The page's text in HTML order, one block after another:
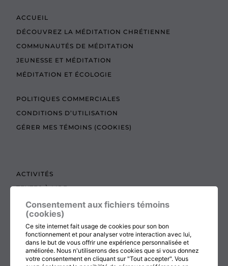
ACCUEIL
DÉCOUVREZ LA MÉDITATION CHRÉTIENNE
COMMUNAUTÉS DE MÉDITATION
JEUNESSE ET MÉDITATION
MÉDITATION ET ÉCOLOGIE
POLITIQUES COMMERCIALES
CONDITIONS D’UTILISATION
GÉRER MES TÉMOINS (COOKIES)
ACTIVITÉS
TEXTES À LIRE
ADMINISTRATION
BOUTIQUE
COTISATION, RENOUVELLEMENT ET ÉCHOS
DON
CONTACTEZ-NOUS
Consentement aux fichiers témoins
(cookies)
Ce site internet fait usage de cookies pour son bon
fonctionnement et pour analyser votre interaction avec lui,
dans le but de vous offrir une expérience personnalisée et
améliorée. Nous n'utiliserons des cookies que si vous donnez
votre consentement en cliquant sur "Tout accepter". Vous